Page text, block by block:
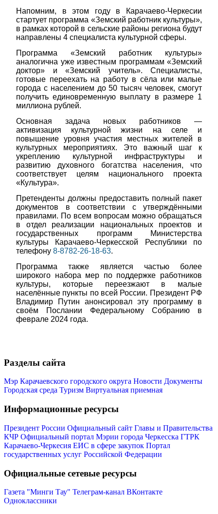
Напомним, в этом году в Карачаево-Черкесии
стартует программа «Земский работник культуры»,
в рамках которой в сельские районы региона будут
направлены 4 специалиста культурной сферы.
Программа «Земский работник культуры»
аналогична уже известным программам «Земский
доктор» и «Земский учитель». Специалисты,
готовые переехать на работу в сёла или малые
города с населением до 50 тысяч человек, смогут
получить единовременную выплату в размере 1
миллиона рублей.
Основная задача новых работников —
активизация культурной жизни на селе и
повышение уровня участия местных жителей в
культурных мероприятиях. Это важный шаг к
укреплению культурной инфраструктуры и
развитию духовного богатства населения, что
соответствует целям национального проекта
«Культура».
Претенденты должны предоставить полный пакет
документов в соответствии с утверждёнными
правилами. По всем вопросам можно обращаться
в отдел реализации национальных проектов и
государственных программ Министерства
культуры Карачаево-Черкесской Республики по
телефону 8-8782-26-18-63.
Программа также является частью более
широкого набора мер по поддержке работников
культуры, которые переезжают в малые
населённые пункты по всей России. Президент РФ
Владимир Путин анонсировал эту программу в
своём Послании Федеральному Собранию в
феврале 2024 года.
Разделы сайта
Мэр Карачаевского городского округа Новости Документы
Городская среда Туризм Виртуальная приемная
Информационные ресурсы
Президент России Официальный сайт Главы и Правительства
КЧР Официальный портал Мэрии города Черкесска ГТРК
Карачаево-Черкесия ЕИС в сфере закупок Портал
государственных услуг Российской Федерации
Официальные сетевые ресурсы
Газета "Минги Тау" Телеграм-канал ВКонтакте
Одноклассники
Мэр
Туризм